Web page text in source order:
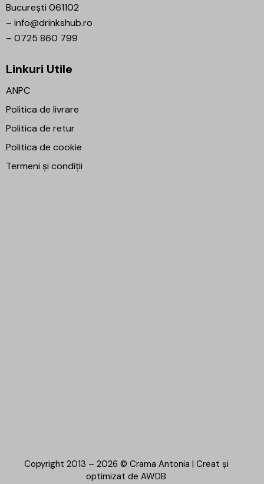
București 061102
– info@drinkshub.ro
– 0725 860 799
Linkuri Utile
ANPC
Politica de livrare
Politica de retur
Politica de cookie
Termeni și condiții
Copyright 2013 – 2026 © Crama Antonia | Creat și
optimizat de AWDB